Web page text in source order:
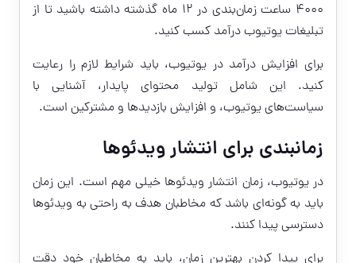
4000 ساعت زمان‌بندی در 12 ماه گذشته داشته باشید تا از
تبلیغات یوتیوب درآمد کسب کنید.
برای افزایش درآمد در یوتیوب، باید شرایط لازم را رعایت
کنید. این شامل تولید محتوای پایدار، آشنایی با
سیاست‌های یوتیوب، و افزایش بازدیدها و مشترکین است.
زمانبندی برای انتشار ویدئوها
در یوتیوب، زمان انتشار ویدئوها خیلی مهم است. این زمان
باید به گونه‌ای باشد که مخاطبان هدف به راحتی به ویدئوها
دسترسی پیدا کنند.